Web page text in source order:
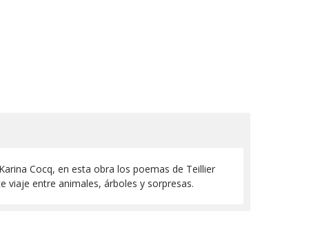
Cocq, en esta obra los poemas de Teillier
viaje entre animales, árboles y sorpresas.